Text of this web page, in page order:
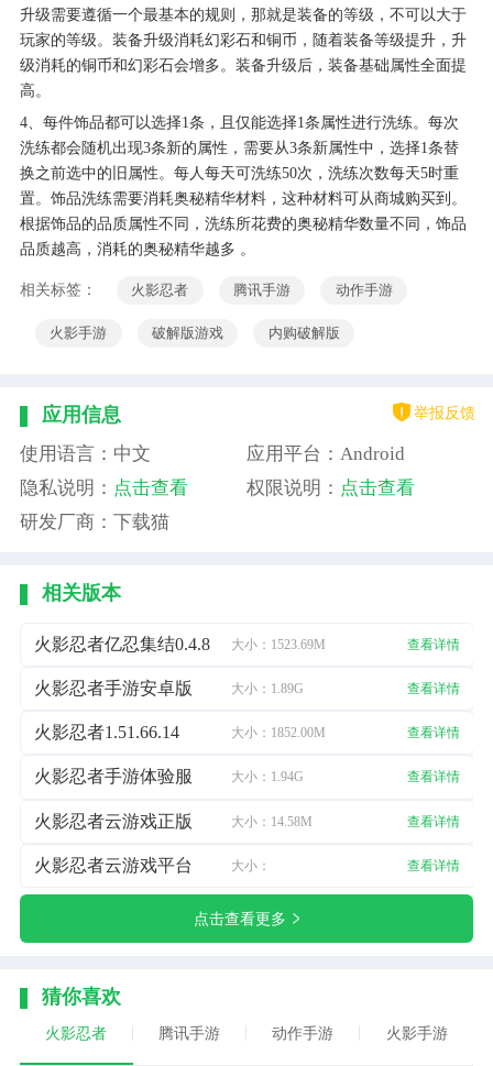
升级需要遵循一个最基本的规则，那就是装备的等级，不可以大于
玩家的等级。装备升级消耗幻彩石和铜币，随着装备等级提升，升
级消耗的铜币和幻彩石会增多。装备升级后，装备基础属性全面提
高。
4、每件饰品都可以选择1条，且仅能选择1条属性进行洗练。每次
洗练都会随机出现3条新的属性，需要从3条新属性中，选择1条替
换之前选中的旧属性。每人每天可洗练50次，洗练次数每天5时重
置。饰品洗练需要消耗奥秘精华材料，这种材料可从商城购买到。
根据饰品的品质属性不同，洗练所花费的奥秘精华数量不同，饰品
品质越高，消耗的奥秘精华越多 。
相关标签： 火影忍者 腾讯手游 动作手游
火影手游 破解版游戏 内购破解版
应用信息 举报反馈
使用语言：中文
应用平台：Android
隐私说明： 点击查看 权限说明： 点击查看
研发厂商：下载猫
相关版本
火影忍者亿忍集结0.4.8 大小：1523.69M 查看详情
火影忍者手游安卓版 大小：1.89G 查看详情
火影忍者1.51.66.14 大小：1852.00M 查看详情
火影忍者手游体验服 大小：1.94G 查看详情
火影忍者云游戏正版 大小：14.58M 查看详情
火影忍者云游戏平台 大小： 查看详情
点击查看更多
猜你喜欢
火影忍者 腾讯手游 动作手游 火影手游